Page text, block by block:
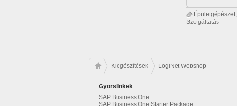
Épületgépészet,
Szolgáltatás
Kiegészítések LogiNet Webshop
Gyorslinkek
SAP Business One
SAP Business One Starter Package